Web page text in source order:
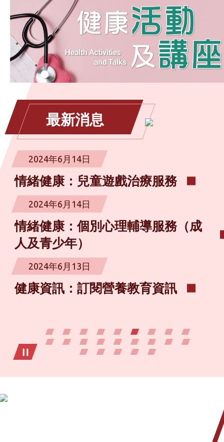
最新消息
2024年6月14日
情緒健康：兒童遊戲治療服務
2024年6月14日
情緒健康：個別心理輔導服務（成
人及青少年）
2024年6月13日
健康資訊：訂閱營養教育資訊